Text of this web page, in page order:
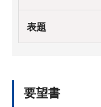
表題
要望書